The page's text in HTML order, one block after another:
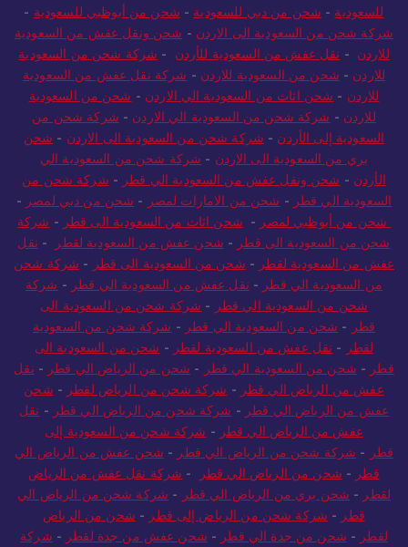
للسعودية - شحن من دبي للسعودية - شحن من أبوظبي للسعودية -
شركة شحن من السعودية الى الاردن - شحن ونقل عفش من السعودية
للاردن - نقل عفش من السعودية للأردن - شركة شحن من السعودية
للاردن - شحن من السعودية للاردن - شركة نقل عفش من السعودية
للاردن - شحن اثاث من السعودية الي الاردن - شحن من السعودية
للاردن - شركة شحن من السعودية الي الاردن - شركة شحن من
السعودية إلى الأردن - شركة شحن من السعودية الى الاردن - شحن
بري من السعودية الى الاردن - شركة شحن من السعودية الي
الأردن - شحن ونقل عفش من السعودية الي قطر - شركة شحن من
السعودية الي قطر - شحن من الامارات لمصر - شحن من دبي لمصر -
شحن من أبوظبي لمصر - شحن اثاث من السعودية الى قطر - شركة
شحن من السعودية الى قطر - شحن عفش من السعودية لقطر - نقل
عفش من السعودية لقطر - شحن من السعودية الى قطر - شركة شحن
من السعودية الي قطر - نقل عفش من السعودية الي قطر - شركة
شحن من السعودية الي قطر - شركة شحن من السعودية الى
قطر - شحن من السعودية الي قطر - شركة شحن من السعودية
لقطر - نقل عفش من السعودية لقطر - شحن من السعودية الى
قطر - شحن من السعودية الي قطر - شحن من الرياض الي قطر - نقل
عفش من الرياض الي قطر - شركة شحن من الرياض لقطر - شحن
عفش من الرياض الي قطر - شركة شحن من الرياض الي قطر - نقل
عفش من الرياض الي قطر - شركة شحن من السعودية إلى
قطر - شركة شحن من الرياض الي قطر - شحن عفش من الرياض الي
قطر - شحن من الرياض الي قطر - شركة نقل عفش من الرياض
لقطر - شحن بري من الرياض الي قطر - شركة شحن من الرياض الي
قطر - شركة شحن من الرياض إلى قطر - شحن من الرياض
لقطر - شحن من جدة الي قطر - شحن عفش من جدة لقطر - شركة